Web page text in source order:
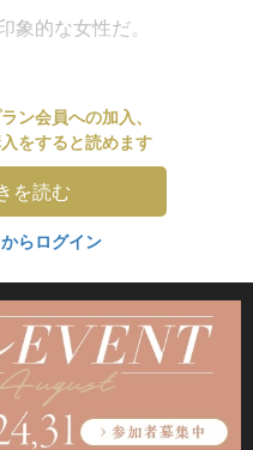
的な女性だ。
ン会員への加入、
をすると読めます
を読む
らログイン